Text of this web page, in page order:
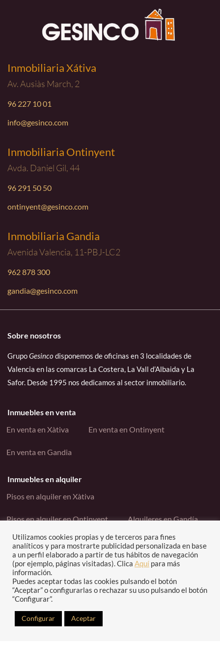
Inmobiliaria Xátiva
Av. Ausiàs March, 2
96 227 10 01
info@gesinco.com
Inmobiliaria Ontinyent
Avda. Daniel Gil, 44
96 291 50 50
ontinyent@gesinco.com
Inmobiliaria Gandia
Avenida Valencia, 11-PBJ-LC2
962 878 300
gandia@gesinco.com
Sobre nosotros
GrupoGesinco disponemos de oficinas en 3 localidades de
Valencia en las comarcas La Costera, La Vall d’Albaida y La
Safor. Desde 1995 nos dedicamos al sector inmobiliario.
Inmuebles en venta
En venta en Xàtiva
En venta en Ontinyent
En venta en Gandia
Inmuebles en alquiler
Pisos en alquiler en Xàtiva
Pisos en alquiler en Ontinyent Alquileres en Gandía
Enlaces interés
Contacto
Política de cookies
Política de privacidad
Copyright © Grupo Gesinco -2023. Todos los derechos
Utilizamos cookies propias y de terceros para fines
analíticos y para mostrarte publicidad personalizada en base
a un perfil elaborado a partir de tus hábitos de navegación
(por ejemplo, páginas visitadas). Clica Aquí para más
información.
Puedes aceptar todas las cookies pulsando el botón
“Aceptar” o configurarlas o rechazar su uso pulsando el botón
“Configurar”.
Configurar Aceptar